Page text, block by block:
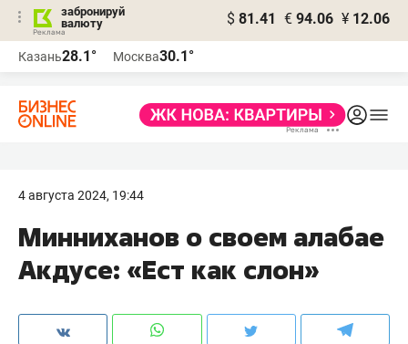
забронируй
валюту
$ 81.41 € 94.06 ¥ 12.06
Казань28.1° Москва30.1°
4 августа 2024, 19:44
Минниханов о своем алабае
Акдусе: «Ест как слон»